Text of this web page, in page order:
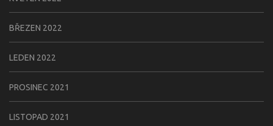
BŘEZEN 2022
LEDEN 2022
PROSINEC 2021
LISTOPAD 2021